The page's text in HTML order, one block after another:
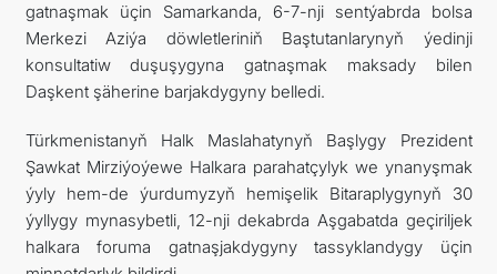
gatnaşmak üçin Samarkanda, 6-7-nji sentýabrda bolsa
Merkezi Aziýa döwletleriniň Baştutanlarynyň ýedinji
konsultatiw duşuşygyna gatnaşmak maksady bilen
Daşkent şäherine barjakdygyny belledi.
Türkmenistanyň Halk Maslahatynyň Başlygy Prezident
Şawkat Mirziýoýewe Halkara parahatçylyk we ynanyşmak
ýyly hem-de ýurdumyzyň hemişelik Bitaraplygynyň 30
ýyllygy mynasybetli, 12-nji dekabrda Aşgabatda geçiriljek
halkara foruma gatnaşjakdygyny tassyklandygy üçin